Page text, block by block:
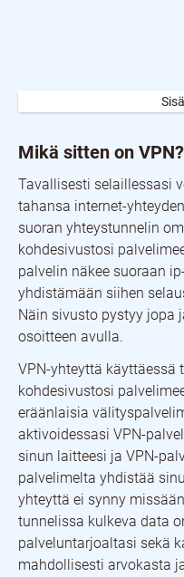
Käyttökokemuksia
Mikä sitten on VPN?
Tavallisesti selaillessasi
tahansa internet-
suoran yhteystunnelin
kohdesivustosi
palvelin näkee suoraan
yhdistämään siihen
Näin sivusto pystyy jopa
osoitteen avulla.
VPN-yhteyttä käyttäessä
kohdesivustosi
eräänlaisia
aktivoidessasi VPN-
sinun laitteesi ja VPN-
palvelimelta yhdistää
yhteyttä ei synny
tunnelissa kulkeva data
palveluntarjoaltasi sekä
mahdollisesti arvokasta